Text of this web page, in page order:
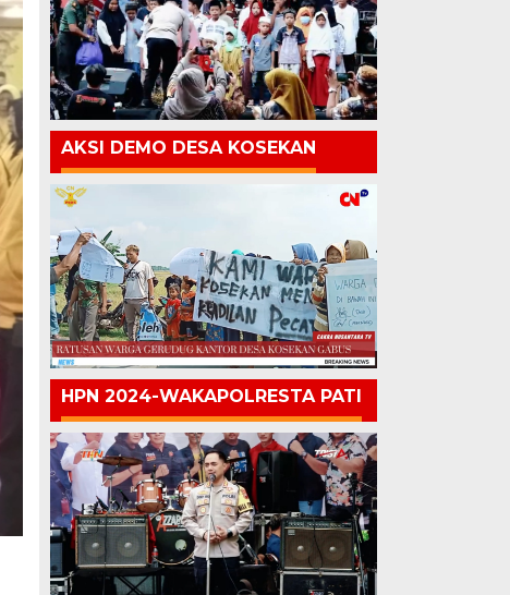
AKSI DEMO DESA KOSEKAN
HPN 2024-WAKAPOLRESTA PATI